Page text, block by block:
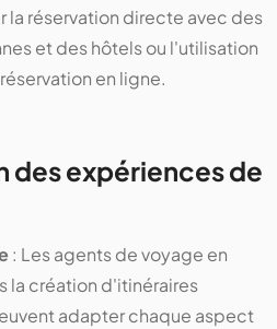
la réservation directe avec des
et des hôtels ou l'utilisation
en ligne.
des expériences de
: Les agents de voyage en
la création d'itinéraires
adapter chaque aspect